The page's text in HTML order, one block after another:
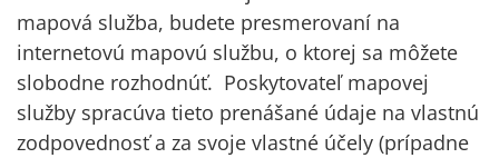
mapová služba, budete presmerovaní na
internetovú mapovú službu, o ktorej sa môžete
slobodne rozhodnúť. Poskytovateľ mapovej
služby spracúva tieto prenášané údaje na vlastnú
zodpovednosť a za svoje vlastné účely (prípadne